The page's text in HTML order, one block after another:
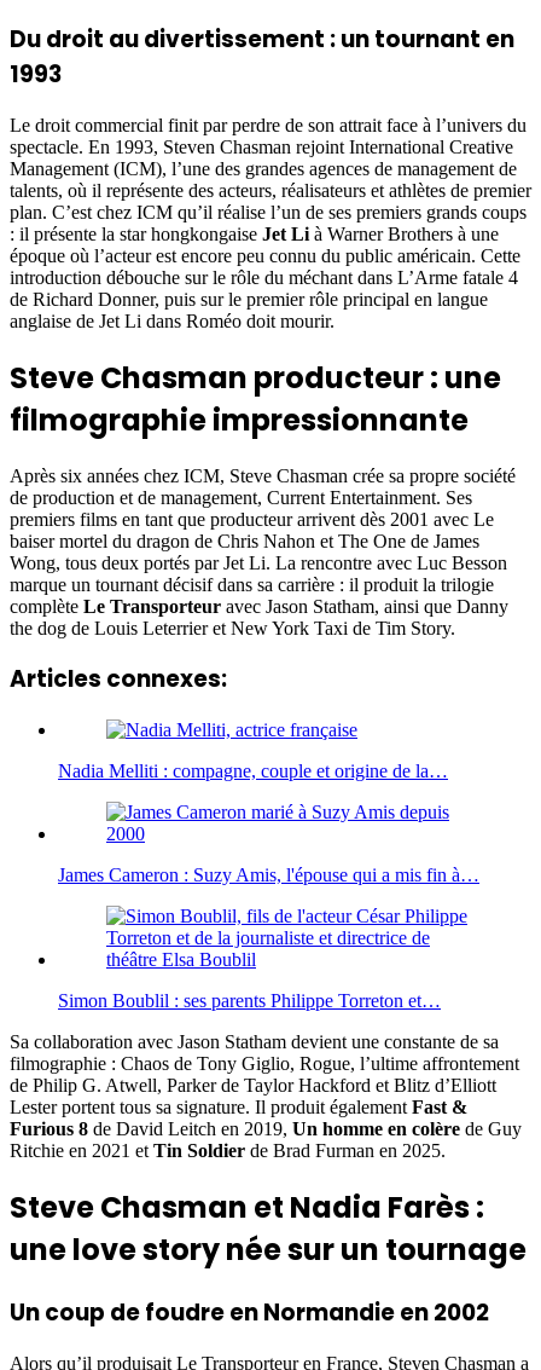
Du droit au divertissement : un tournant en
1993
Le droit commercial finit par perdre de son attrait face à l’univers du
spectacle. En 1993, Steven Chasman rejoint International Creative
Management (ICM), l’une des grandes agences de management de
talents, où il représente des acteurs, réalisateurs et athlètes de premier
plan. C’est chez ICM qu’il réalise l’un de ses premiers grands coups
: il présente la star hongkongaise Jet Li à Warner Brothers à une
époque où l’acteur est encore peu connu du public américain. Cette
introduction débouche sur le rôle du méchant dans L’Arme fatale 4
de Richard Donner, puis sur le premier rôle principal en langue
anglaise de Jet Li dans Roméo doit mourir.
Steve Chasman producteur : une
filmographie impressionnante
Après six années chez ICM, Steve Chasman crée sa propre société
de production et de management, Current Entertainment. Ses
premiers films en tant que producteur arrivent dès 2001 avec Le
baiser mortel du dragon de Chris Nahon et The One de James
Wong, tous deux portés par Jet Li. La rencontre avec Luc Besson
marque un tournant décisif dans sa carrière : il produit la trilogie
complète Le Transporteur avec Jason Statham, ainsi que Danny
the dog de Louis Leterrier et New York Taxi de Tim Story.
Articles connexes:
Nadia Melliti : compagne, couple et origine de la…
James Cameron : Suzy Amis, l'épouse qui a mis fin à…
Simon Boublil : ses parents Philippe Torreton et…
Sa collaboration avec Jason Statham devient une constante de sa
filmographie : Chaos de Tony Giglio, Rogue, l’ultime affrontement
de Philip G. Atwell, Parker de Taylor Hackford et Blitz d’Elliott
Lester portent tous sa signature. Il produit également Fast &
Furious 8 de David Leitch en 2019, Un homme en colère de Guy
Ritchie en 2021 et Tin Soldier de Brad Furman en 2025.
Steve Chasman et Nadia Farès :
une love story née sur un tournage
Un coup de foudre en Normandie en 2002
Alors qu’il produisait Le Transporteur en France, Steven Chasman a